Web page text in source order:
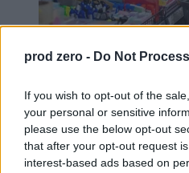
prod zero - Do Not
If you wish to opt-out of the
your personal or sensitive
please use the below opt-out
that after your opt-out request
interest-based ads based on
„Dobry Start” to za
Sierpień to czas kompletowania
rodzice uczniów mogą liczyć na
rządowego programu „Dobry
dziecko – jest taka sama od
stała w miejscu. W tym roku, jak